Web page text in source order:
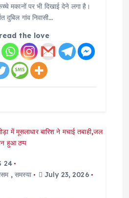
मकानों पर भी दिखाई देने लगा है।
दुबिल गांव निवासी…
the love
24
, समस्या
July 23, 2026